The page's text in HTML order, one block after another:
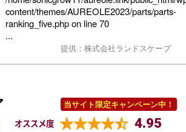
content/themes/AUREOLE2023/parts/parts-
ranking_five.phpon line70
...
提供：株式会社ランドスケープ
当サイト限定キャンペーン中！
オススメ度 4.95